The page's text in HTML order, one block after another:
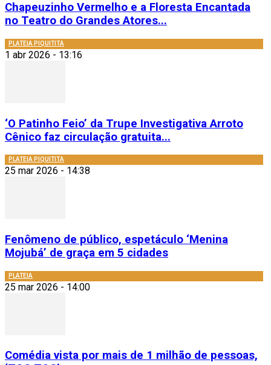
Chapeuzinho Vermelho e a Floresta Encantada
no Teatro do Grandes Atores...
PLATEIA PIQUITITA
1 abr 2026 - 13:16
‘O Patinho Feio’ da Trupe Investigativa Arroto
Cênico faz circulação gratuita...
PLATEIA PIQUITITA
25 mar 2026 - 14:38
Fenômeno de público, espetáculo ‘Menina
Mojubá’ de graça em 5 cidades
PLATEIA
25 mar 2026 - 14:00
Comédia vista por mais de 1 milhão de pessoas,